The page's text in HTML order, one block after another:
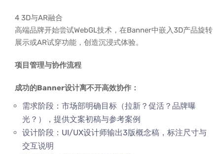
4 3D与AR融合
高端品牌开始尝试WebGL技术，在Banner中嵌入3D产品旋转
展示或AR试穿功能，创造沉浸式体验。
项目管理与协作流程
成功的Banner设计离不开高效协作：
需求阶段：市场部明确目标（拉新？促活？品牌曝
光？），提供文案初稿与参考案例
设计阶段：UI/UX设计师输出3版概念稿，标注尺寸与
交互说明